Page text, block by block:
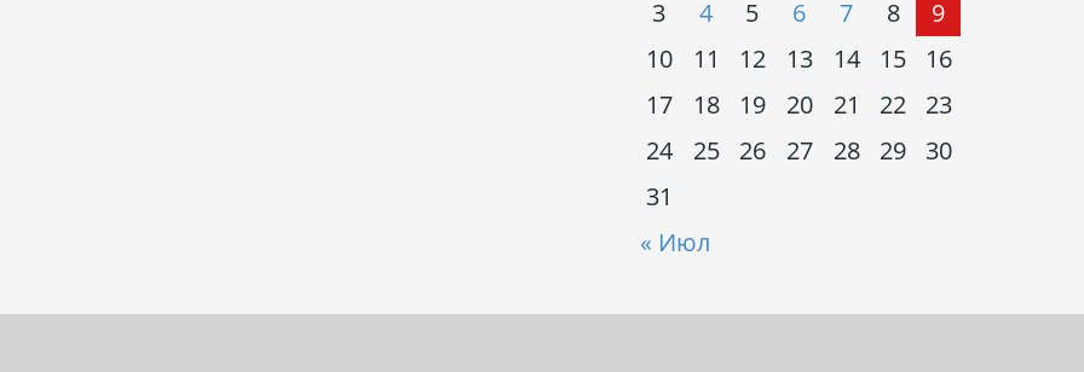
« Июл
3
4 5 6 7 8
9
10
11 12 13 14 15
16
17
18 19 20 21 22
23
24
25 26 27 28 29
30
31